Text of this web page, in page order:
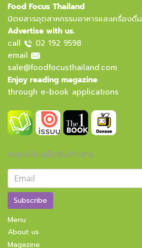
Food Focus Thailand
นิตยสารอุตสาหกรรมอาหารและเครื่องดื่ม
Advertise with us.
call
02 192 9598
email
sale@foodfocusthailand.com
Enjoy reading magazine
through e-book applications
ลงทะเบียนเพื่อรับข่าวสาร
Subscribe
Menu
About us
Magazine